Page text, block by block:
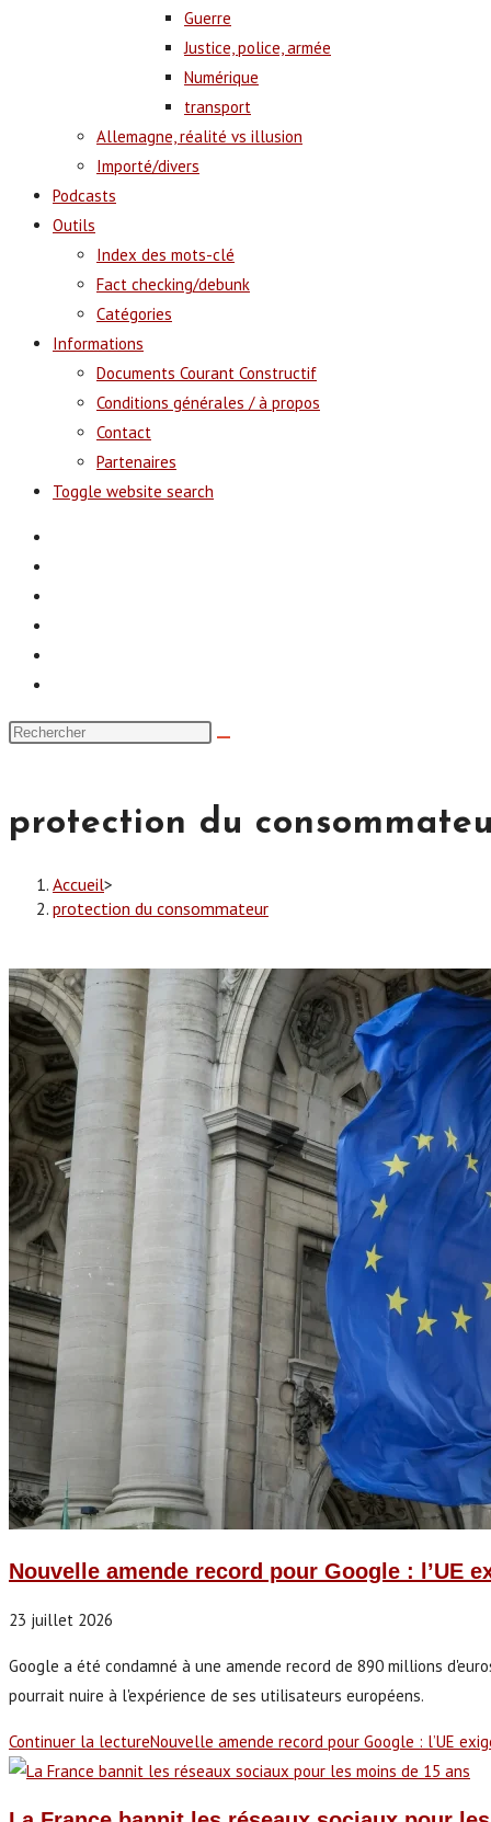
Guerre
Justice, police, armée
Numérique
transport
Allemagne, réalité vs illusion
Importé/divers
Podcasts
Outils
Index des mots-clé
Fact checking/debunk
Catégories
Informations
Documents Courant Constructif
Conditions générales / à propos
Contact
Partenaires
Toggle website search
protection du
Accueil>
protection du consommateur
Nouvelle amende record pour Google : l’UE
23 juillet 2026
Google a été condamné à une amende record de 890 millions
pourrait nuire à l'expérience de ses utilisateurs européens.
Continuer la lectureNouvelle amende record pour Google : l’UE